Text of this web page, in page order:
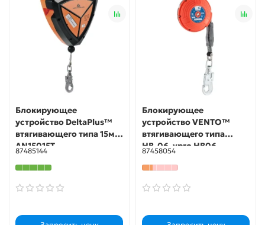
Блокирующее
устройство DeltaPlus™
втягивающего типа 15м,
AN15015T
87485144
Блокирующее
устройство VENTO™
втягивающего типа
НВ-06, vpro HB06
87458054